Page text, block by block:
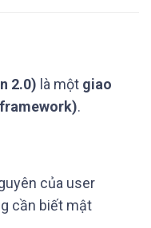
2.0) là một giao
.
của user
cần biết mật